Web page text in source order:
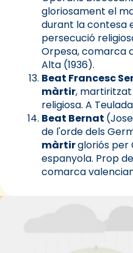
gloriosament el
durant la contesa
persecució
Orpesa, comarca
Alta (1936).
Beat Francesc
màrtir,
religiosa. A
Beat Bernat
de l'orde dels
màrtirgloriós per
espanyola. Prop
comarca